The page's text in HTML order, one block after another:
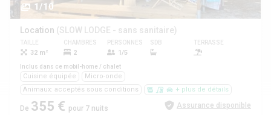
1/10
Location (SLOW LODGE - sans sanitaire)
TAILLE
32 m²
CHAMBRES
2
PERSONNES
1/5
SDB TERRASSE
Inclus dans ce mobil-home / chalet
Cuisine équipée
Micro-onde
Animaux: acceptés sous conditions
+ plus de détails
De 355 € pour 7 nuits Assurance disponible